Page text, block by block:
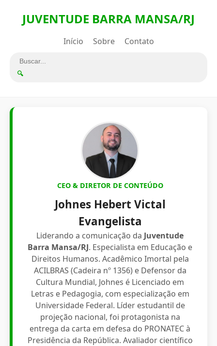
JUVENTUDE BARRA MANSA/RJ
Início Sobre Contato
🔍
CEO & DIRETOR DE CONTEÚDO
Johnes Hebert Victal
Evangelista
Liderando a comunicação da Juventude
Barra Mansa/RJ. Especialista em Educação e
Direitos Humanos. Acadêmico Imortal pela
ACILBRAS (Cadeira nº 1356) e Defensor da
Cultura Mundial, Johnes é Licenciado em
Letras e Pedagogia, com especialização em
Universidade Federal. Líder estudantil de
projeção nacional, foi protagonista na
entrega da carta em defesa do PRONATEC à
Presidência da República. Avaliador científico